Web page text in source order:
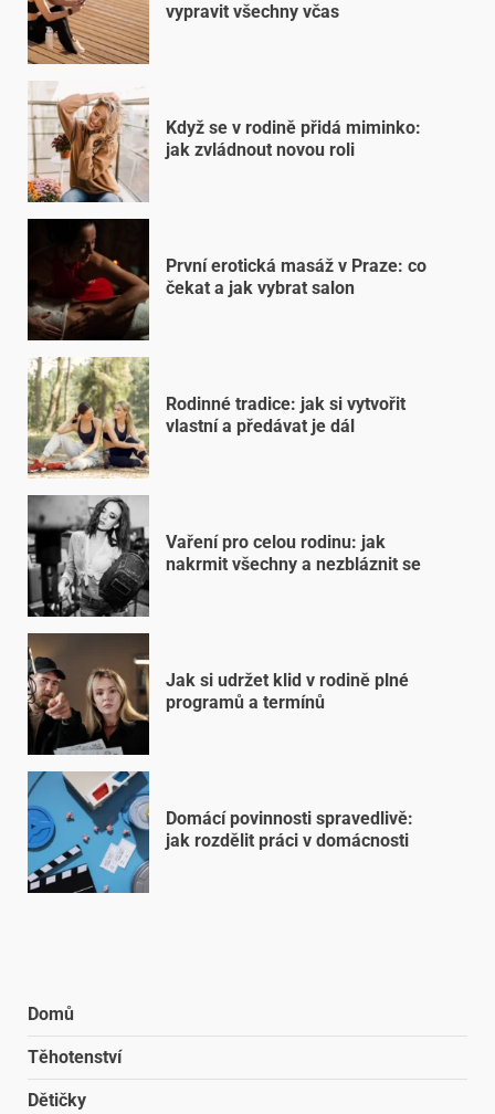
vypravit všechny včas
Když se v rodině přidá miminko:
jak zvládnout novou roli
První erotická masáž v Praze: co
čekat a jak vybrat salon
Rodinné tradice: jak si vytvořit
vlastní a předávat je dál
Vaření pro celou rodinu: jak
nakrmit všechny a nezbláznit se
Jak si udržet klid v rodině plné
programů a termínů
Domácí povinnosti spravedlivě:
jak rozdělit práci v domácnosti
Domů
Těhotenství
Dětičky